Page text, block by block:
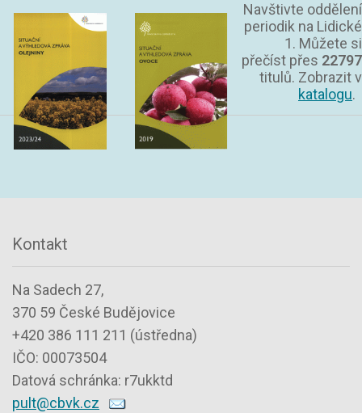
Navštivte oddělení
periodik na Lidické
1. Můžete si
přečíst přes 22797
titulů. Zobrazit v
katalogu.
Kontakt
Na Sadech 27,
370 59 České Budějovice
+420 386 111 211 (ústředna)
IČO: 00073504
Datová schránka: r7ukktd
pult@cbvk.cz